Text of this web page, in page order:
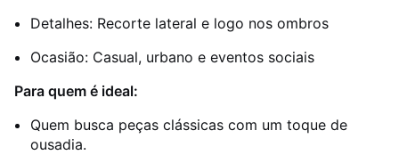
Detalhes: Recorte lateral e logo nos ombros
Ocasião: Casual, urbano e eventos sociais
Para quem é ideal:
Quem busca peças clássicas com um toque de
ousadia.